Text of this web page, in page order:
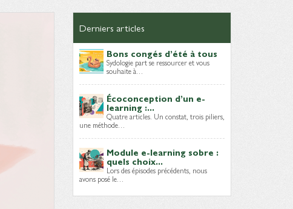
Derniers articles
Bons congés d’été à tous
Sydologie part se ressourcer et vous
souhaite à…
Écoconception d’un e-
learning :...
Quatre articles. Un constat, trois piliers,
une méthode…
Module e-learning sobre :
quels choix...
Lors des épisodes précédents, nous
avons posé le…